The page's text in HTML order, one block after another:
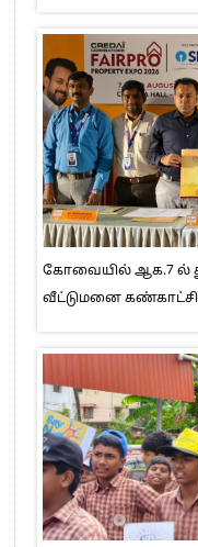
கோவையில் ஆக.7 ல்
வீட்டுமனை கண்காட்சி